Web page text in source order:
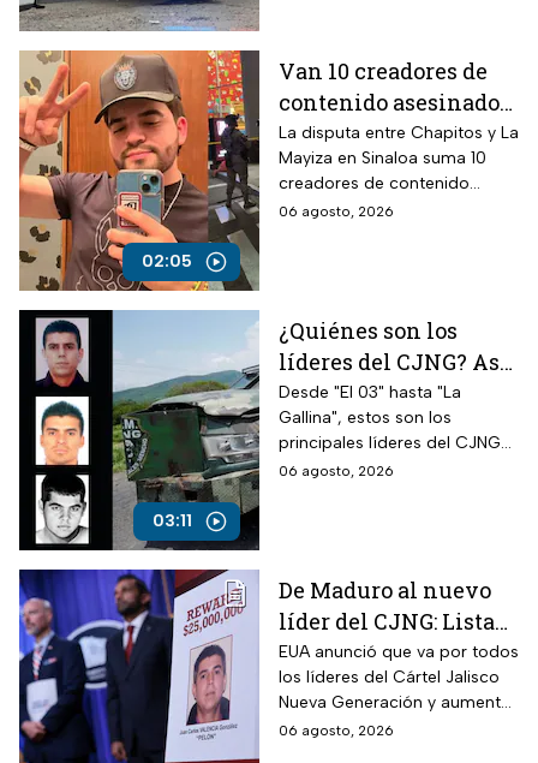
02:05
Van 10 creadores de
contenido asesinados
desde la guerra entre
Chapitos y La Mayiza
La disputa entre Chapitos y La
Mayiza en Sinaloa suma 10
creadores de contenido
asesinados desde septiembre
06 agosto, 2026
03:11
¿Quiénes son los
líderes del CJNG? Así
opera la cúpula del
cártel que busca EUA
Desde "El 03" hasta "La
Gallina", estos son los
principales líderes del CJNG
identificados por autoridades
06 agosto, 2026
De Maduro al nuevo
líder del CJNG: Lista
de personajes por los
que EUA ha ofrecido
recompensas de 25
millones de dólares
EUA anunció que va por todos
los líderes del Cártel Jalisco
Nueva Generación y aumentó
la recompensa por Juan
06 agosto, 2026